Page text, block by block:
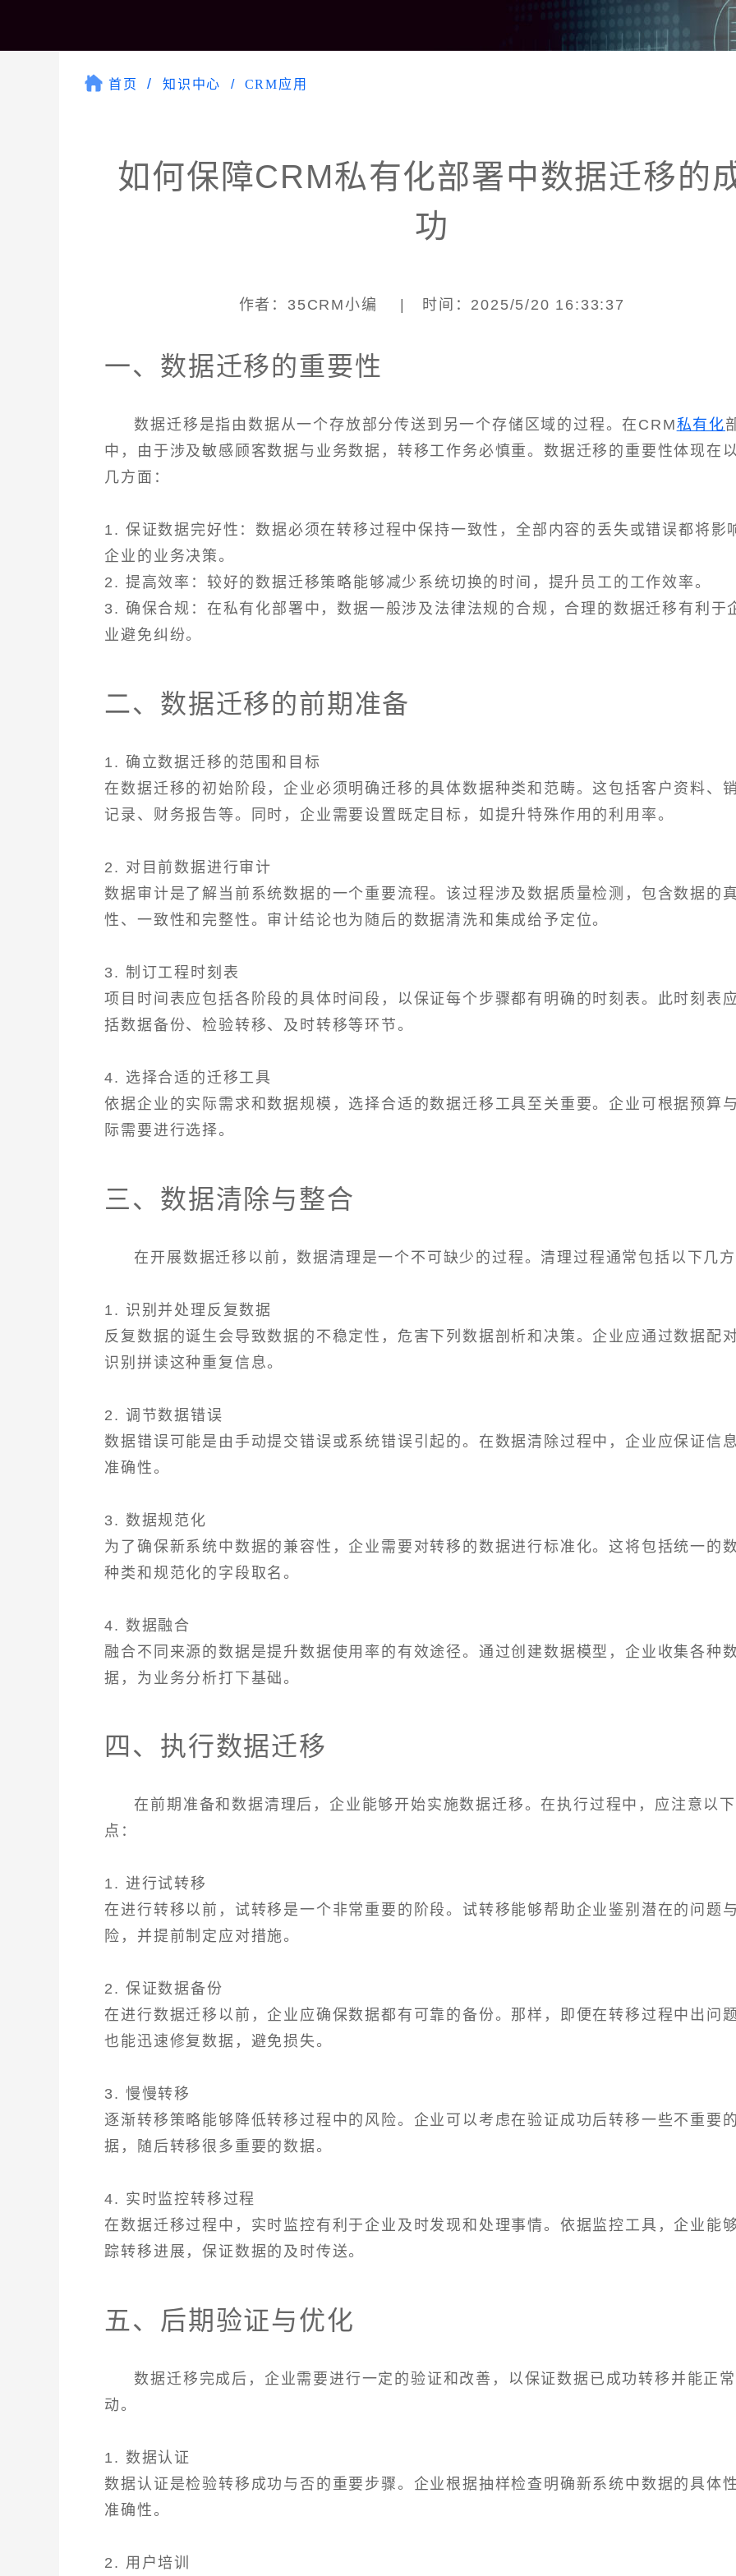
首页 知识中心 CRM应用
如何保障CRM私有化部署中数据迁移的
功
作者：35CRM小编 | 时间：2025/5/20 16:33:37
一、数据迁移的重要性
数据迁移是指由数据从一个存放部分传送到另一个存储区域的过程。在CRM私有化
中，由于涉及敏感顾客数据与业务数据，转移工作务必慎重。数据迁移的重要性体现在
几方面：
1. 保证数据完好性：数据必须在转移过程中保持一致性，全部内容的丢失或错误都将影
企业的业务决策。
2. 提高效率：较好的数据迁移策略能够减少系统切换的时间，提升员工的工作效率。
3. 确保合规：在私有化部署中，数据一般涉及法律法规的合规，合理的数据迁移有利于
业避免纠纷。
二、数据迁移的前期准备
1. 确立数据迁移的范围和目标
在数据迁移的初始阶段，企业必须明确迁移的具体数据种类和范畴。这包括客户资料、
记录、财务报告等。同时，企业需要设置既定目标，如提升特殊作用的利用率。
2. 对目前数据进行审计
数据审计是了解当前系统数据的一个重要流程。该过程涉及数据质量检测，包含数据的
性、一致性和完整性。审计结论也为随后的数据清洗和集成给予定位。
3. 制订工程时刻表
项目时间表应包括各阶段的具体时间段，以保证每个步骤都有明确的时刻表。此时刻表
括数据备份、检验转移、及时转移等环节。
4. 选择合适的迁移工具
依据企业的实际需求和数据规模，选择合适的数据迁移工具至关重要。企业可根据预算
际需要进行选择。
三、数据清除与整合
在开展数据迁移以前，数据清理是一个不可缺少的过程。清理过程通常包括以下几
1. 识别并处理反复数据
反复数据的诞生会导致数据的不稳定性，危害下列数据剖析和决策。企业应通过数据配
识别拼读这种重复信息。
2. 调节数据错误
数据错误可能是由手动提交错误或系统错误引起的。在数据清除过程中，企业应保证信
准确性。
3. 数据规范化
为了确保新系统中数据的兼容性，企业需要对转移的数据进行标准化。这将包括统一的
种类和规范化的字段取名。
4. 数据融合
融合不同来源的数据是提升数据使用率的有效途径。通过创建数据模型，企业收集各种数
据，为业务分析打下基础。
四、执行数据迁移
在前期准备和数据清理后，企业能够开始实施数据迁移。在执行过程中，应注意以
点：
1. 进行试转移
在进行转移以前，试转移是一个非常重要的阶段。试转移能够帮助企业鉴别潜在的问题
险，并提前制定应对措施。
2. 保证数据备份
在进行数据迁移以前，企业应确保数据都有可靠的备份。那样，即便在转移过程中出问题
也能迅速修复数据，避免损失。
3. 慢慢转移
逐渐转移策略能够降低转移过程中的风险。企业可以考虑在验证成功后转移一些不重要
据，随后转移很多重要的数据。
4. 实时监控转移过程
在数据迁移过程中，实时监控有利于企业及时发现和处理事情。依据监控工具，企业能
踪转移进展，保证数据的及时传送。
五、后期验证与优化
数据迁移完成后，企业需要进行一定的验证和改善，以保证数据已成功转移并能正常
动。
1. 数据认证
数据认证是检验转移成功与否的重要步骤。企业根据抽样检查明确新系统中数据的具体
准确性。
2. 用户培训